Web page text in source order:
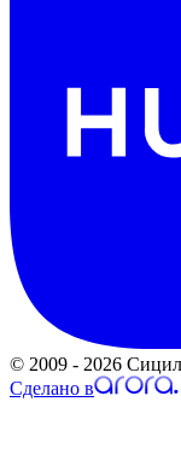
© 2009 - 2026
Сделано в